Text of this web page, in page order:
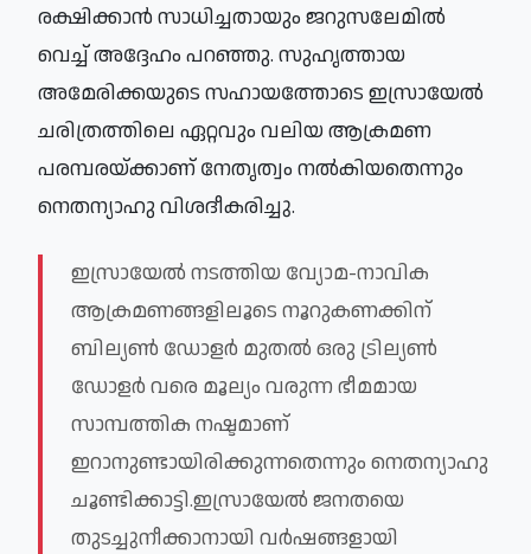
രക്ഷിക്കാൻ സാധിച്ചതായും ജറുസലേമിൽ
വെച്ച് അദ്ദേഹം പറഞ്ഞു. സുഹൃത്തായ
അമേരിക്കയുടെ സഹായത്തോടെ ഇസ്രായേൽ
ചരിത്രത്തിലെ ഏറ്റവും വലിയ ആക്രമണ
പരമ്പരയ്ക്കാണ് നേതൃത്വം നൽകിയതെന്നും
നെതന്യാഹു വിശദീകരിച്ചു.
ഇസ്രായേൽ നടത്തിയ വ്യോമ-നാവിക
ആക്രമണങ്ങളിലൂടെ നൂറുകണക്കിന്
ബില്യൺ ഡോളർ മുതൽ ഒരു ട്രില്യൺ
ഡോളർ വരെ മൂല്യം വരുന്ന ഭീമമായ
സാമ്പത്തിക നഷ്ടമാണ്
ഇറാനുണ്ടായിരിക്കുന്നതെന്നും നെതന്യാഹു
ചൂണ്ടിക്കാട്ടി.ഇസ്രായേൽ ജനതയെ
തുടച്ചുനീക്കാനായി വർഷങ്ങളായി